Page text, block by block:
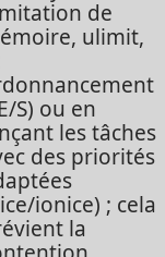
de
ulimit,
S) ou en
les tâches
des priorités
ionice) ; cela
la